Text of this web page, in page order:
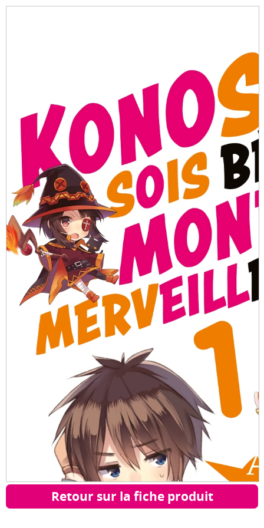
Retour sur la fiche produit